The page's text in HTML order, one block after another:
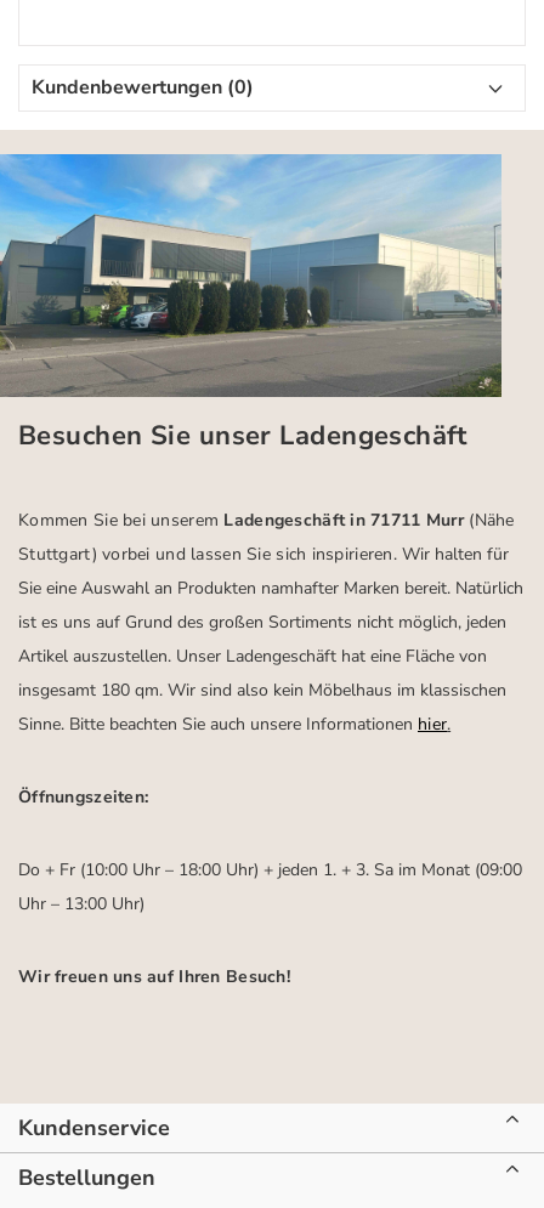
Kundenbewertungen (0)
Besuchen Sie unser Ladengeschäft
Kommen Sie bei unserem Ladengeschäft in 71711 Murr (Nähe
Stuttgart) vorbei und lassen Sie sich inspirieren.Wir halten für
Sie eine Auswahl an Produkten namhafter Marken bereit. Natürlich
ist es uns auf Grund des großen Sortiments nicht möglich, jeden
Artikel auszustellen. Unser Ladengeschäft hat eine Fläche von
insgesamt 180 qm. Wir sind also kein Möbelhaus im klassischen
Sinne. Bitte beachten Sie auch unsere Informationen hier.
Öffnungszeiten:
Do + Fr (10:00 Uhr – 18:00 Uhr) + jeden 1. + 3. Sa im Monat (09:00
Uhr – 13:00 Uhr)
Wir freuen uns auf Ihren Besuch!
Kundenservice
Bestellungen